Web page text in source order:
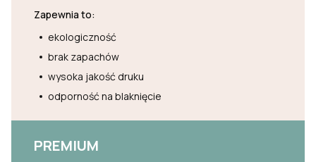
Zapewnia to:
ekologiczność
brak zapachów
wysoka jakość druku
odporność na blaknięcie
PREMIUM